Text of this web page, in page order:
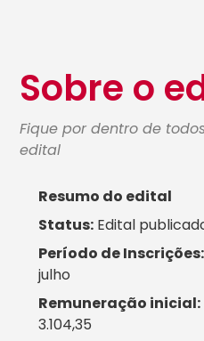
Sobre o
Fique por dentro de
edital
Resumo do edital
Status:Edital
Período de Inscrições:
julho
Remuneração inicial:
3.104,35